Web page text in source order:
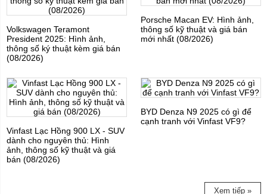
Volkswagen Teramont
President 2025: Hình ảnh,
thông số ký thuật kèm giá bán
(08/2026)
Porsche Macan EV: Hình ảnh,
thông số kỹ thuật và giá bán
mới nhất (08/2026)
Vinfast Lạc Hồng 900 LX - SUV
dành cho nguyên thủ: Hình
ảnh, thông số kỹ thuật và giá
bán (08/2026)
BYD Denza N9 2025 có gì để
cạnh tranh với Vinfast VF9?
Xem tiếp »